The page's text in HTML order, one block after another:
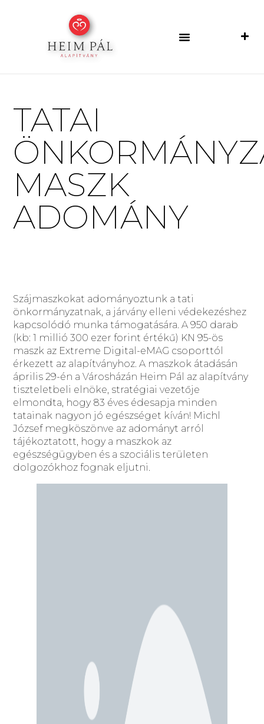
TATAI
MASZK
ADOMÁNY
Szájmaszkokat adományoztunk a tati
önkormányzatnak, a járvány elleni védekezéshez
kapcsolódó munka támogatására. A 950 darab
(kb: 1 millió 300 ezer forint értékű) KN 95-ös
maszk az Extreme Digital-eMAG csoporttól
érkezett az alapítványhoz. A maszkok átadásán
április 29-én a Városházán Heim Pál az alapítvány
tiszteletbeli elnöke, stratégiai vezetője
elmondta, hogy 83 éves édesapja minden
tatainak nagyon jó egészséget kíván! Michl
József megköszönve az adományt arról
tájékoztatott, hogy a maszkok az
egészségügyben és a szociális területen
dolgozókhoz fognak eljutni.